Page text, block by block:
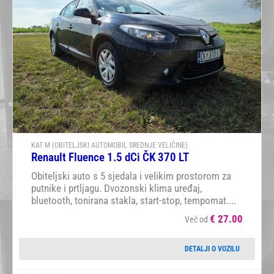
KAT M (OBITELJSKI AUTOMOBIL SREDNJE VELIČINE)
Renault Fluence 1.5 dCi ČK 370 LT
Obiteljski auto s 5 sjedala i velikim prostorom za
putnike i prtljagu. Dvozonski klima uređaj,
bluetooth, tonirana stakla, start-stop, tempomat....
Već od € 27.00
DETALJI O VOZILU